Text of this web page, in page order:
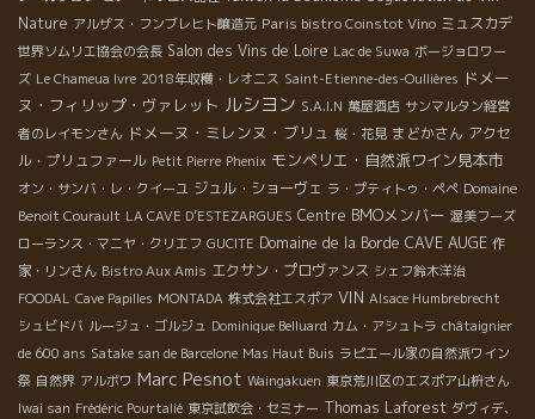
Nature アルザス・フンブレヒト醸造元 Paris bistro Coinstot Vino ミュスカデ
世界ソムリエ協会の会長 Salon des Vins de Loire Lac de Suwa ボージョロワー
ズ Le Chameua Ivre 2018年収穫・レオニス Saint-Etienne-des-Oullières ドメー
ヌ・フィリップ・ヴァレット ルシヨン S.A.I.N 萬屋酒店 サンマルタン経営
者のレイモンさん ドメーヌ・ミレンヌ・ブリュ 桜・花見 まどかさん アクセ
ル・プリュファール Petit Pierre Phenix モンペリエ・自然派ワイン見本市
オン・サンバ・レ・クイーユ ジュル・ショーヴェ ラ・プティトゥ・ペペ Domaine
Benoit Courault LA CAVE D’ESTEZARGUES Centre BMOメンバー 渥美フーズ
ローランス・マニヤ・クリエフ GUCITE Domaine de la Borde CAVE AUGE 作
家・リンさん Bistro Aux Amis エクサン・プロヴァンス シェフ鈴木洋治
FOODAL Cave Papilles MONTADA 株式会社エスポア VIN Alsace Humbrebrecht
シュビドバ ルージュ・ゴルジュ Dominique Belluard カム・アシュトラ châtaignier
de 600 ans Satake san de Barcelone Mas Haut Buis ラピエール家の自然派ワイン
祭 自然界 アルボワ Marc Pesnot Waingakuen 東京荒川区のエスポア山枡さん
Iwai san Frédéric Pourtalié 東京試飲会・セミナー Thomas Laforest ダヴィデ、